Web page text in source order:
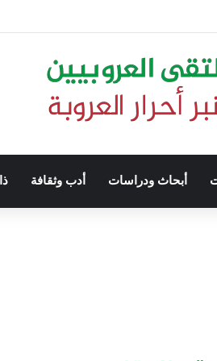
أبحاث ودراسات أدب وثقافة